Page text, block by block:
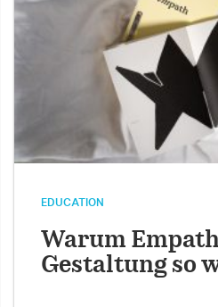
EDUCATION
Warum
Gestaltung so